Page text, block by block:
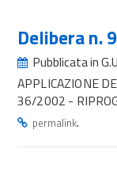
Delibera n.
Pubblicata in
APPLICAZIONE
36/2002 -
permalink.